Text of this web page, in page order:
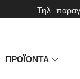
Τηλ.
ΠΡΟΪΟΝΤΑ